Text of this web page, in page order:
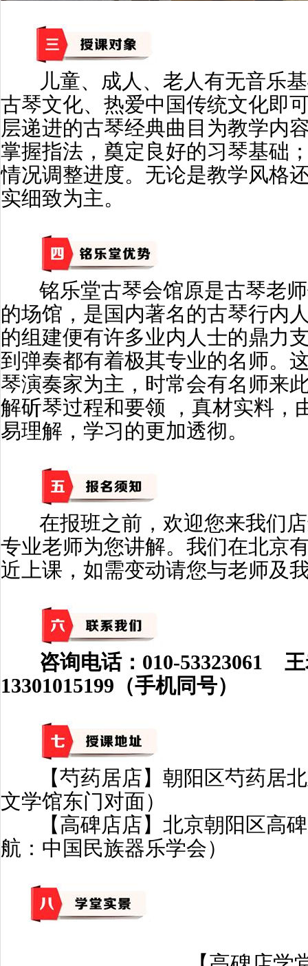
儿童、成人、老人有无音乐
古琴文化、热爱中国传统文化即
层递进的古琴经典曲目为教学内
掌握指法， 奠定良好的习琴基础
情况调整进度。无论是教学风格
实细致为主。
铭乐堂古琴会馆原是古琴老
的场馆，是国内著名的古琴行内
的组建便有许多业内人士的鼎力
到弹奏都有着极其专业的名师。
琴演奏家为主，时常会有名师来
解斫琴过程和要领 ，真材实料，
易理解，学习的更加透彻。
在报班之前，欢迎您来我们
专业老师为您讲解。我们在北京
近上课，如需变动请您与老师及
咨询电话：010-53323061
13301015199（手机同号）
【芍药居店】朝阳区芍药居
文学馆东门对面）
【高碑店店】北京朝阳区高
航：中国民族器乐学会）